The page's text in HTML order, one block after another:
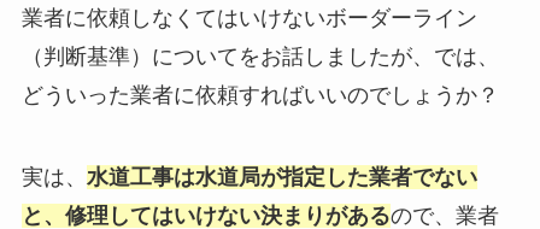
業者に依頼しなくてはいけないボーダーライン
（判断基準）についてをお話しましたが、では、
どういった業者に依頼すればいいのでしょうか？
実は、 水道工事は水道局が指定した業者でない
と、修理してはいけない決まりがあるので、業者